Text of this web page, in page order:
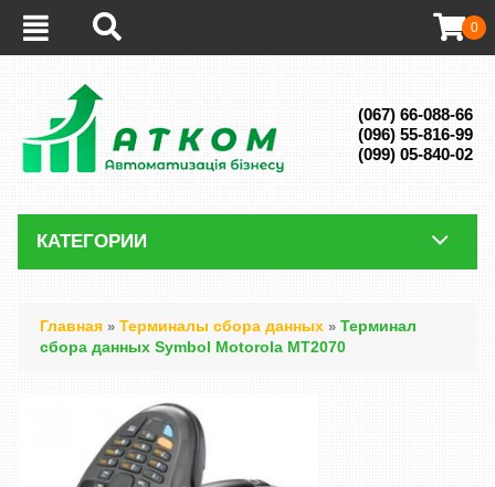
(067) 66-088-66
(096) 55-816-99
(099) 05-840-02
0
КАТЕГОРИИ
Главная » Терминалы сбора данных » Терминал
сбора данных Symbol Motorola MT2070